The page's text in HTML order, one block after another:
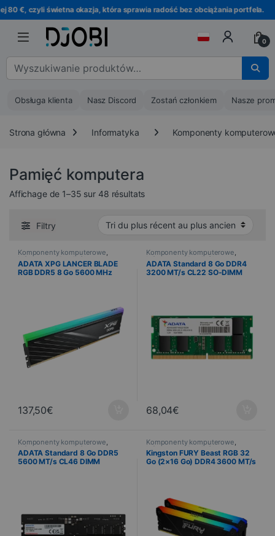
Przejdź do nawigacji
Przejdź do treści
czyli świetna okazja, która sprawia radość bez obciążania portfela.
0
Wyszukaj :
Obsługa klienta Nasz Discord Zostań członkiem Nasze
Strona główna Informatyka Komponenty
Pamięć komputera
Affichage de 1–35 sur 48 résultatsTrié du plus récent au plus
Filtry
Komponenty komputerowe,
Informatyka ,Pamięć komputera
ADATA XPG LANCER BLADE
RGB DDR5 8 Go 5600 MHz
137,50€
Komponenty komputerowe,
Informatyka , Pamięć komputera
ADATA Standard 8 Go DDR4
3200 MT/s CL22 SO-DIMM
68,04€
Komponenty komputerowe
Informatyka , Pamięć komputera
ADATA Standard 8 Go DDR5
5600 MT/s CL46 DIMM
Komponenty komputerowe
Informatyka,Pamięć komputera
Kingston FURY Beast RGB 32
Go (2×16 Go) DDR4 3600 MT/s